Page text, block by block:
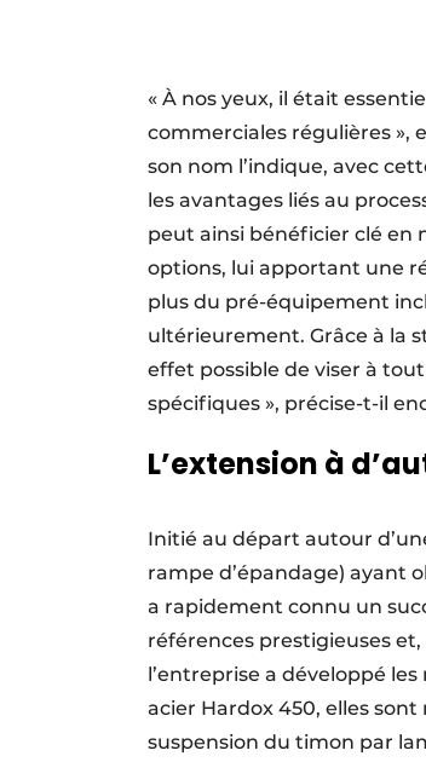
« À nos yeux, il était
commerciales régulières »,
son nom l’indique, avec
les avantages liés au
peut ainsi bénéficier clé en
options, lui apportant une
plus du pré-équipement
ultérieurement. Grâce à la
effet possible de viser à
spécifiques », précise-t-il
L’extension à
Initié au départ autour
rampe d’épandage) ayant
a rapidement connu un
références prestigieuses
l’entreprise a développé
acier Hardox 450, elles
suspension du timon par